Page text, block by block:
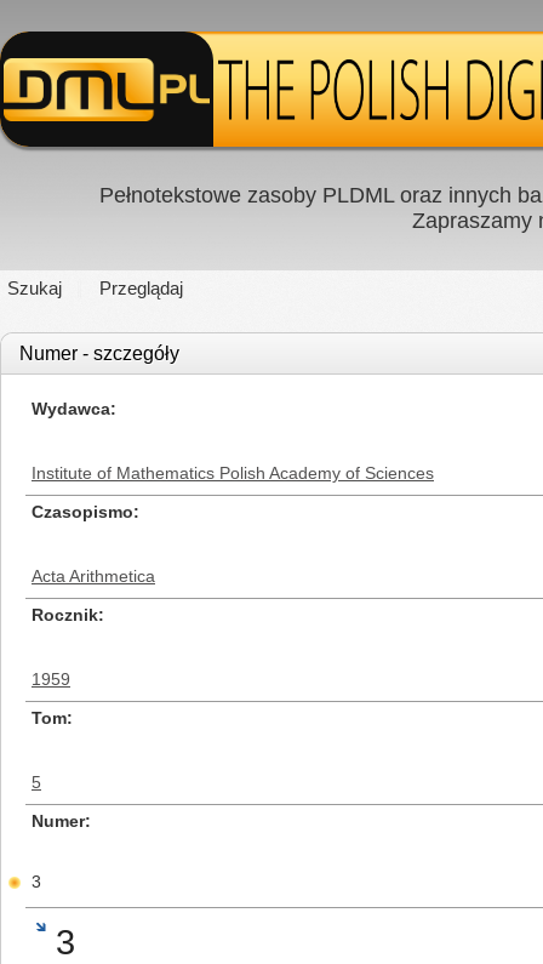
Pełnotekstowe zasoby PLDML oraz innych
Zapraszamy
Szukaj Przeglądaj
Numer - szczegóły
Wydawca
Institute of Mathematics Polish Academy of Sciences
Czasopismo
Acta Arithmetica
Rocznik
1959
Tom
5
Numer
3
3